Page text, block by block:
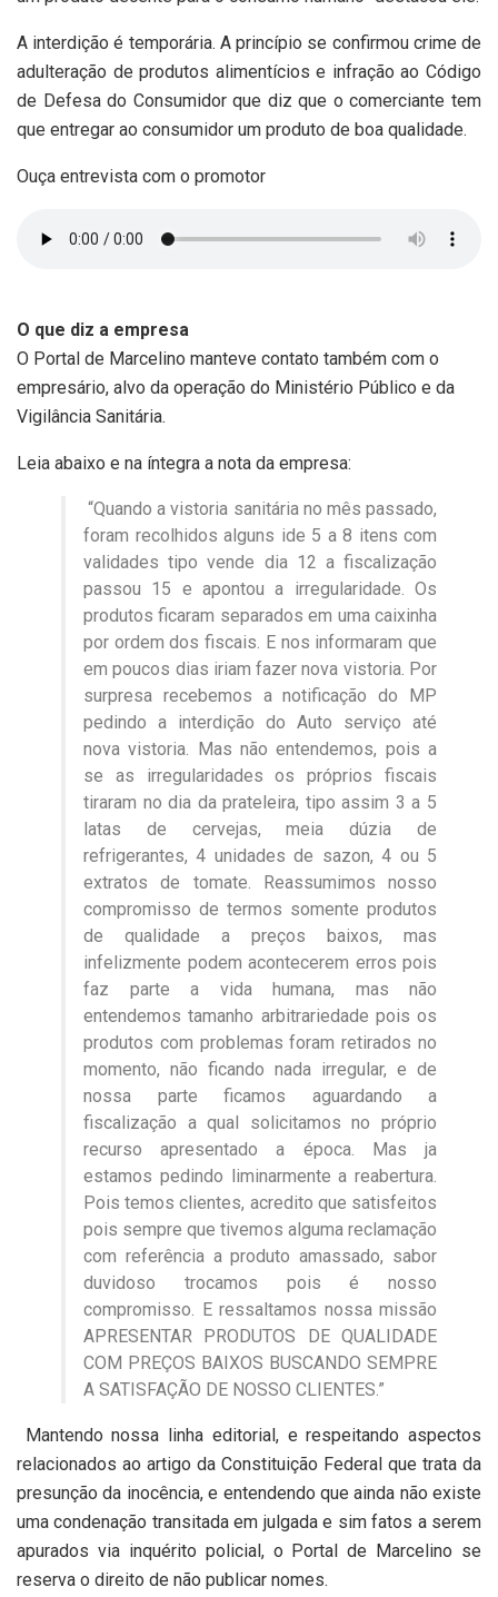
A interdição é temporária. A princípio se confirmou crime de
adulteração de produtos alimentícios e infração ao Código
de Defesa do Consumidor que diz que o comerciante tem
que entregar ao consumidor um produto de boa qualidade.
Ouça entrevista com o promotor
O que diz a empresa
O Portal de Marcelino manteve contato também com o
empresário, alvo da operação do Ministério Público e da
Vigilância Sanitária.
Leia abaixo e na íntegra a nota da empresa:
“Quando a vistoria sanitária no mês passado,
foram recolhidos alguns ide 5 a 8 itens com
validades tipo vende dia 12 a fiscalização
passou 15 e apontou a irregularidade. Os
produtos ficaram separados em uma caixinha
por ordem dos fiscais. E nos informaram que
em poucos dias iriam fazer nova vistoria. Por
surpresa recebemos a notificação do MP
pedindo a interdição do Auto serviço até
nova vistoria. Mas não entendemos, pois a
se as irregularidades os próprios fiscais
tiraram no dia da prateleira, tipo assim 3 a 5
latas de cervejas, meia dúzia de
refrigerantes, 4 unidades de sazon, 4 ou 5
extratos de tomate. Reassumimos nosso
compromisso de termos somente produtos
de qualidade a preços baixos, mas
infelizmente podem acontecerem erros pois
faz parte a vida humana, mas não
entendemos tamanho arbitrariedade pois os
produtos com problemas foram retirados no
momento, não ficando nada irregular, e de
nossa parte ficamos aguardando a
fiscalização a qual solicitamos no próprio
recurso apresentado a época. Mas ja
estamos pedindo liminarmente a reabertura.
Pois temos clientes, acredito que satisfeitos
pois sempre que tivemos alguma reclamação
com referência a produto amassado, sabor
duvidoso trocamos pois é nosso
compromisso. E ressaltamos nossa missão
APRESENTAR PRODUTOS DE QUALIDADE
COM PREÇOS BAIXOS BUSCANDO SEMPRE
A SATISFAÇÃO DE NOSSO CLIENTES.”
Mantendo nossa linha editorial, e respeitando aspectos
relacionados ao artigo da Constituição Federal que trata da
presunção da inocência, e entendendo que ainda não existe
uma condenação transitada em julgada e sim fatos a serem
apurados via inquérito policial, o Portal de Marcelino se
reserva o direito de não publicar nomes.